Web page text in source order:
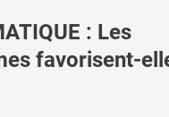
: Les
favorisent-